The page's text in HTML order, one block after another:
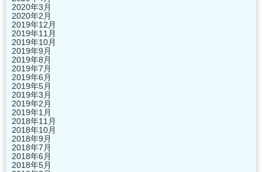
2020年3月
2020年2月
2019年12月
2019年11月
2019年10月
2019年9月
2019年8月
2019年7月
2019年6月
2019年5月
2019年3月
2019年2月
2019年1月
2018年11月
2018年10月
2018年9月
2018年7月
2018年6月
2018年5月